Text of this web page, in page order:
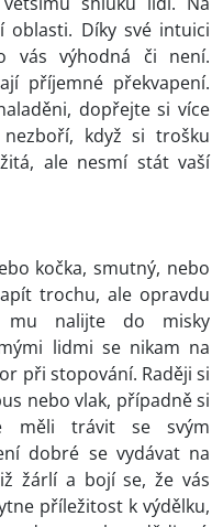
oblasti. Díky své intuici
vás výhodná či není.
příjemné překvapení.
dopřejte si více
když si trošku
ale nesmí stát vaší
kočka, smutný, nebo
trochu, ale opravdu
mu nalijte do misky
lidmi se nikam na
při stopování. Raději si
nebo vlak, případně si
měli trávit se svým
dobré se vydávat na
žárlí a bojí se, že vás
příležitost k výdělku,